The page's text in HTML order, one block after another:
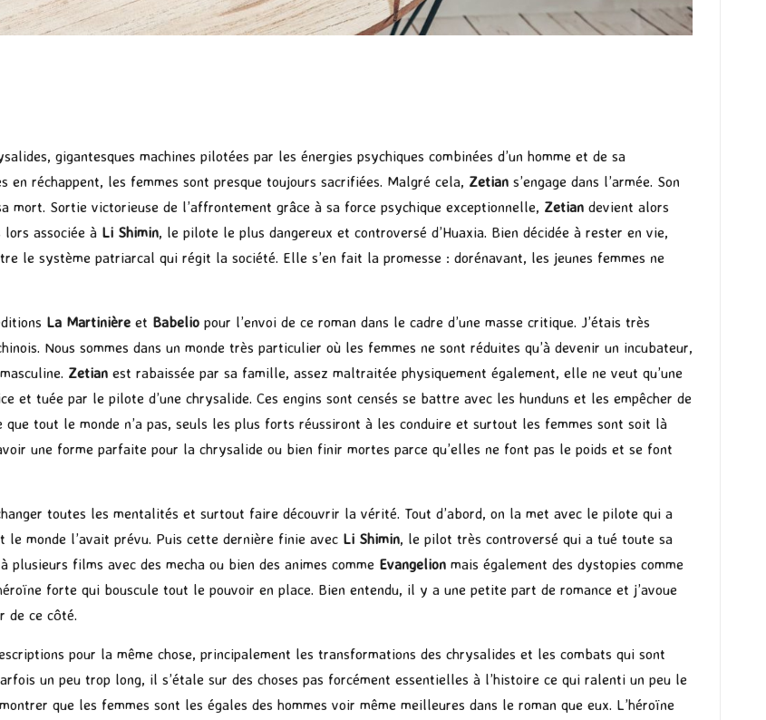
gigantesques machines pilotées par les énergies psychiques combinées d’un homme et de sa
réchappent, les femmes sont presque toujours sacrifiées. Malgré cela, Zetian s’engage dans l’armée. Son
Sortie victorieuse de l’affrontement grâce à sa force psychique exceptionnelle, Zetian devient alors
associée à Li Shimin, le pilote le plus dangereux et controversé d’Huaxia. Bien décidée à rester en vie,
le système patriarcal qui régit la société. Elle s’en fait la promesse : dorénavant, les jeunes femmes ne
La Martinière et Babelio pour l’envoi de ce roman dans le cadre d’une masse critique. J’étais très
Nous sommes dans un monde très particulier où les femmes ne sont réduites qu’à devenir un incubateur,
Zetian est rabaissée par sa famille, assez maltraitée physiquement également, elle ne veut qu’une
et tuée par le pilote d’une chrysalide. Ces engins sont censés se battre avec les hunduns et les empêcher de
tout le monde n’a pas, seuls les plus forts réussiront à les conduire et surtout les femmes sont soit là
une forme parfaite pour la chrysalide ou bien finir mortes parce qu’elles ne font pas le poids et se font
toutes les mentalités et surtout faire découvrir la vérité. Tout d’abord, on la met avec le pilote qui a
monde l’avait prévu. Puis cette dernière finie avec Li Shimin, le pilot très controversé qui a tué toute sa
plusieurs films avec des mecha ou bien des animes comme Evangelion mais également des dystopies comme
forte qui bouscule tout le pouvoir en place. Bien entendu, il y a une petite part de romance et j’avoue
de ce côté.
pour la même chose, principalement les transformations des chrysalides et les combats qui sont
un peu trop long, il s’étale sur des choses pas forcément essentielles à l’histoire ce qui ralenti un peu le
que les femmes sont les égales des hommes voir même meilleures dans le roman que eux. L’héroïne